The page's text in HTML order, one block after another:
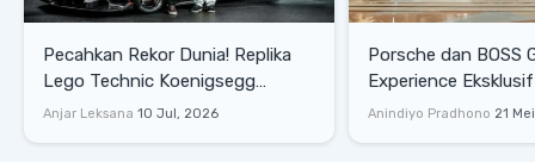
Pecahkan Rekor Dunia! Replika
Lego Technic Koenigsegg
Sadair's Spear Ukuran Asli Sukses
Anjar Leksana 10 Jul, 2026
Porsche dan BOSS
Experience
Senayan, Hadirkan
Anindiyo Pradhono 21